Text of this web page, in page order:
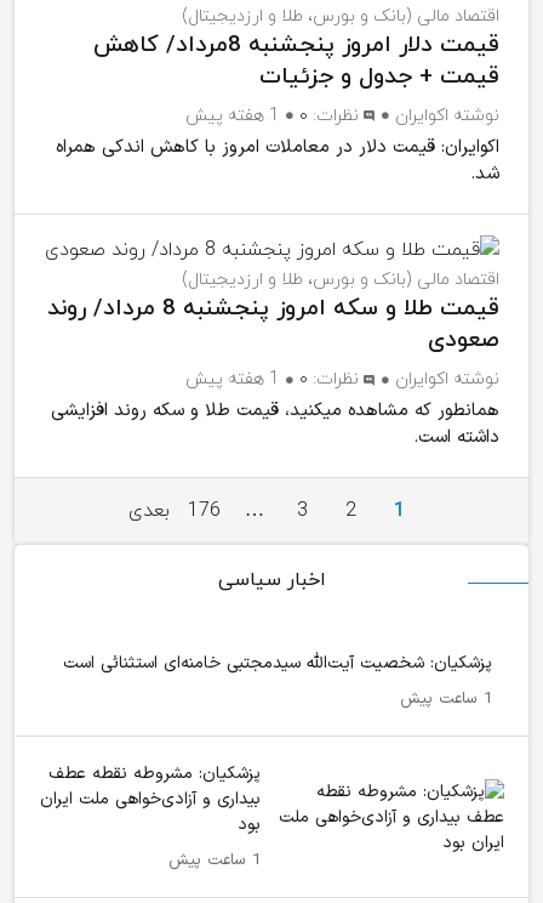
اقتصاد مالی (بانک و بورس، طلا و ارزدیجیتال)
قیمت دلار امروز پنجشنبه 8مرداد/ کاهش
قیمت + جدول و جزئیات
نوشته اکوایران نظرات: ۰ 1 هفته پیش
اکوایران: قیمت دلار در معاملات امروز با کاهش اندکی همراه
شد.
اقتصاد مالی (بانک و بورس، طلا و ارزدیجیتال)
قیمت طلا و سکه امروز پنجشنبه 8 مرداد/ روند
صعودی
نوشته اکوایران نظرات: ۰ 1 هفته پیش
همانطور که مشاهده میکنید، قیمت طلا و سکه روند افزایشی
داشته است.
1
2
3
…
176 بعدی
اخبار سیاسی
پزشکیان: شخصیت آیت‌الله سیدمجتبی خامنه‌ای استثنائی است
1 ساعت پیش
پزشکیان: مشروطه نقطه عطف
بیداری و آزادی‌خواهی ملت ایران
بود
1 ساعت پیش